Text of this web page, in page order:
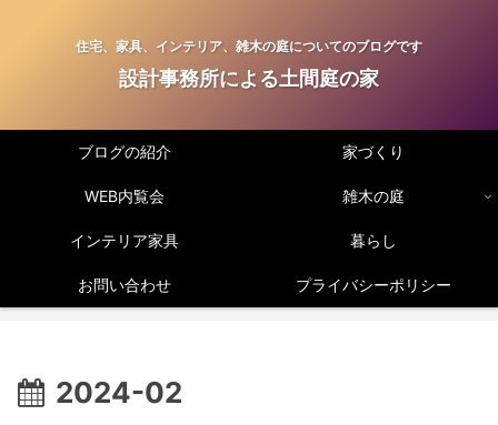
住宅、家具、インテリア、雑木の庭についてのブログです
設計事務所による土間庭の家
ブログの紹介 家づくり
WEB内覧会 雑木の庭
インテリア家具 暮らし
お問い合わせ プライバシーポリシー
2024-02